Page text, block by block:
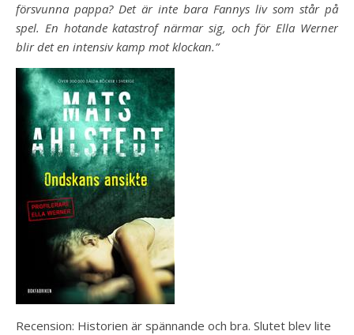
försvunna pappa? Det är inte bara Fannys liv som står på
spel. En hotande katastrof närmar sig, och för Ella Werner
blir det en intensiv kamp mot klockan.”
Recension: Historien är spännande och bra. Slutet blev lite